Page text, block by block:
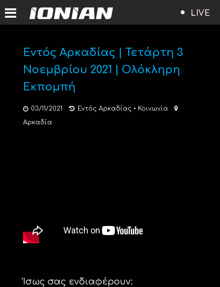
LIVE
Εντός Αρκαδίας | Τετάρτη 3
Νοεμβρίου 2021 | Ολόκληρη
Εκπομπή
03/11/2021 Εντός Αρκαδίας • Κοινωνία
Αρκαδία
Ίσως σας ενδιαφέρουν: